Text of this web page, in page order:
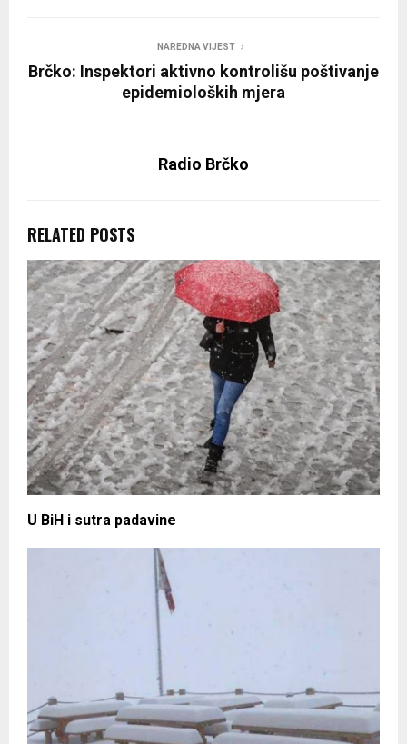
NAREDNA VIJEST
Brčko: Inspektori aktivno kontrolišu poštivanje
epidemioloških mjera
Radio Brčko
RELATED POSTS
U BiH i sutra padavine